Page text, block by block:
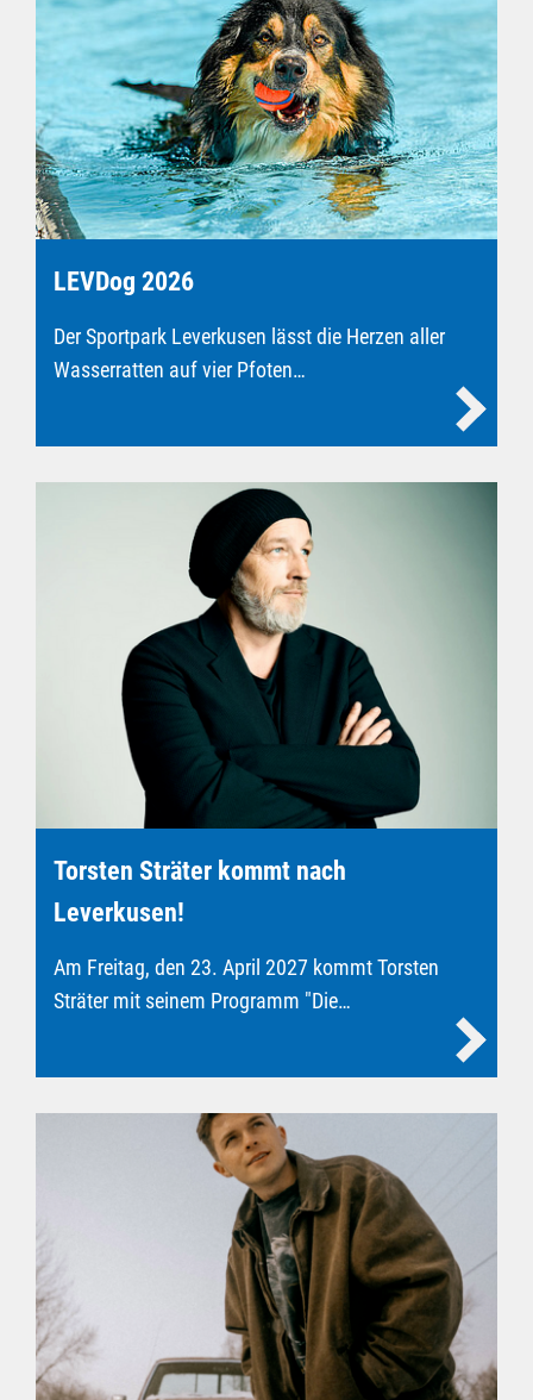
LEVDog 2026
Der Sportpark Leverkusen lässt die Herzen aller
Wasserratten auf vier Pfoten…
Torsten Sträter kommt nach
Leverkusen!
Am Freitag, den 23. April 2027 kommt Torsten
Sträter mit seinem Programm "Die…